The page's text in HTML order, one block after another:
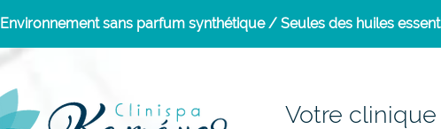
Environnement sans parfum synthétique / Seules des huiles
Votre